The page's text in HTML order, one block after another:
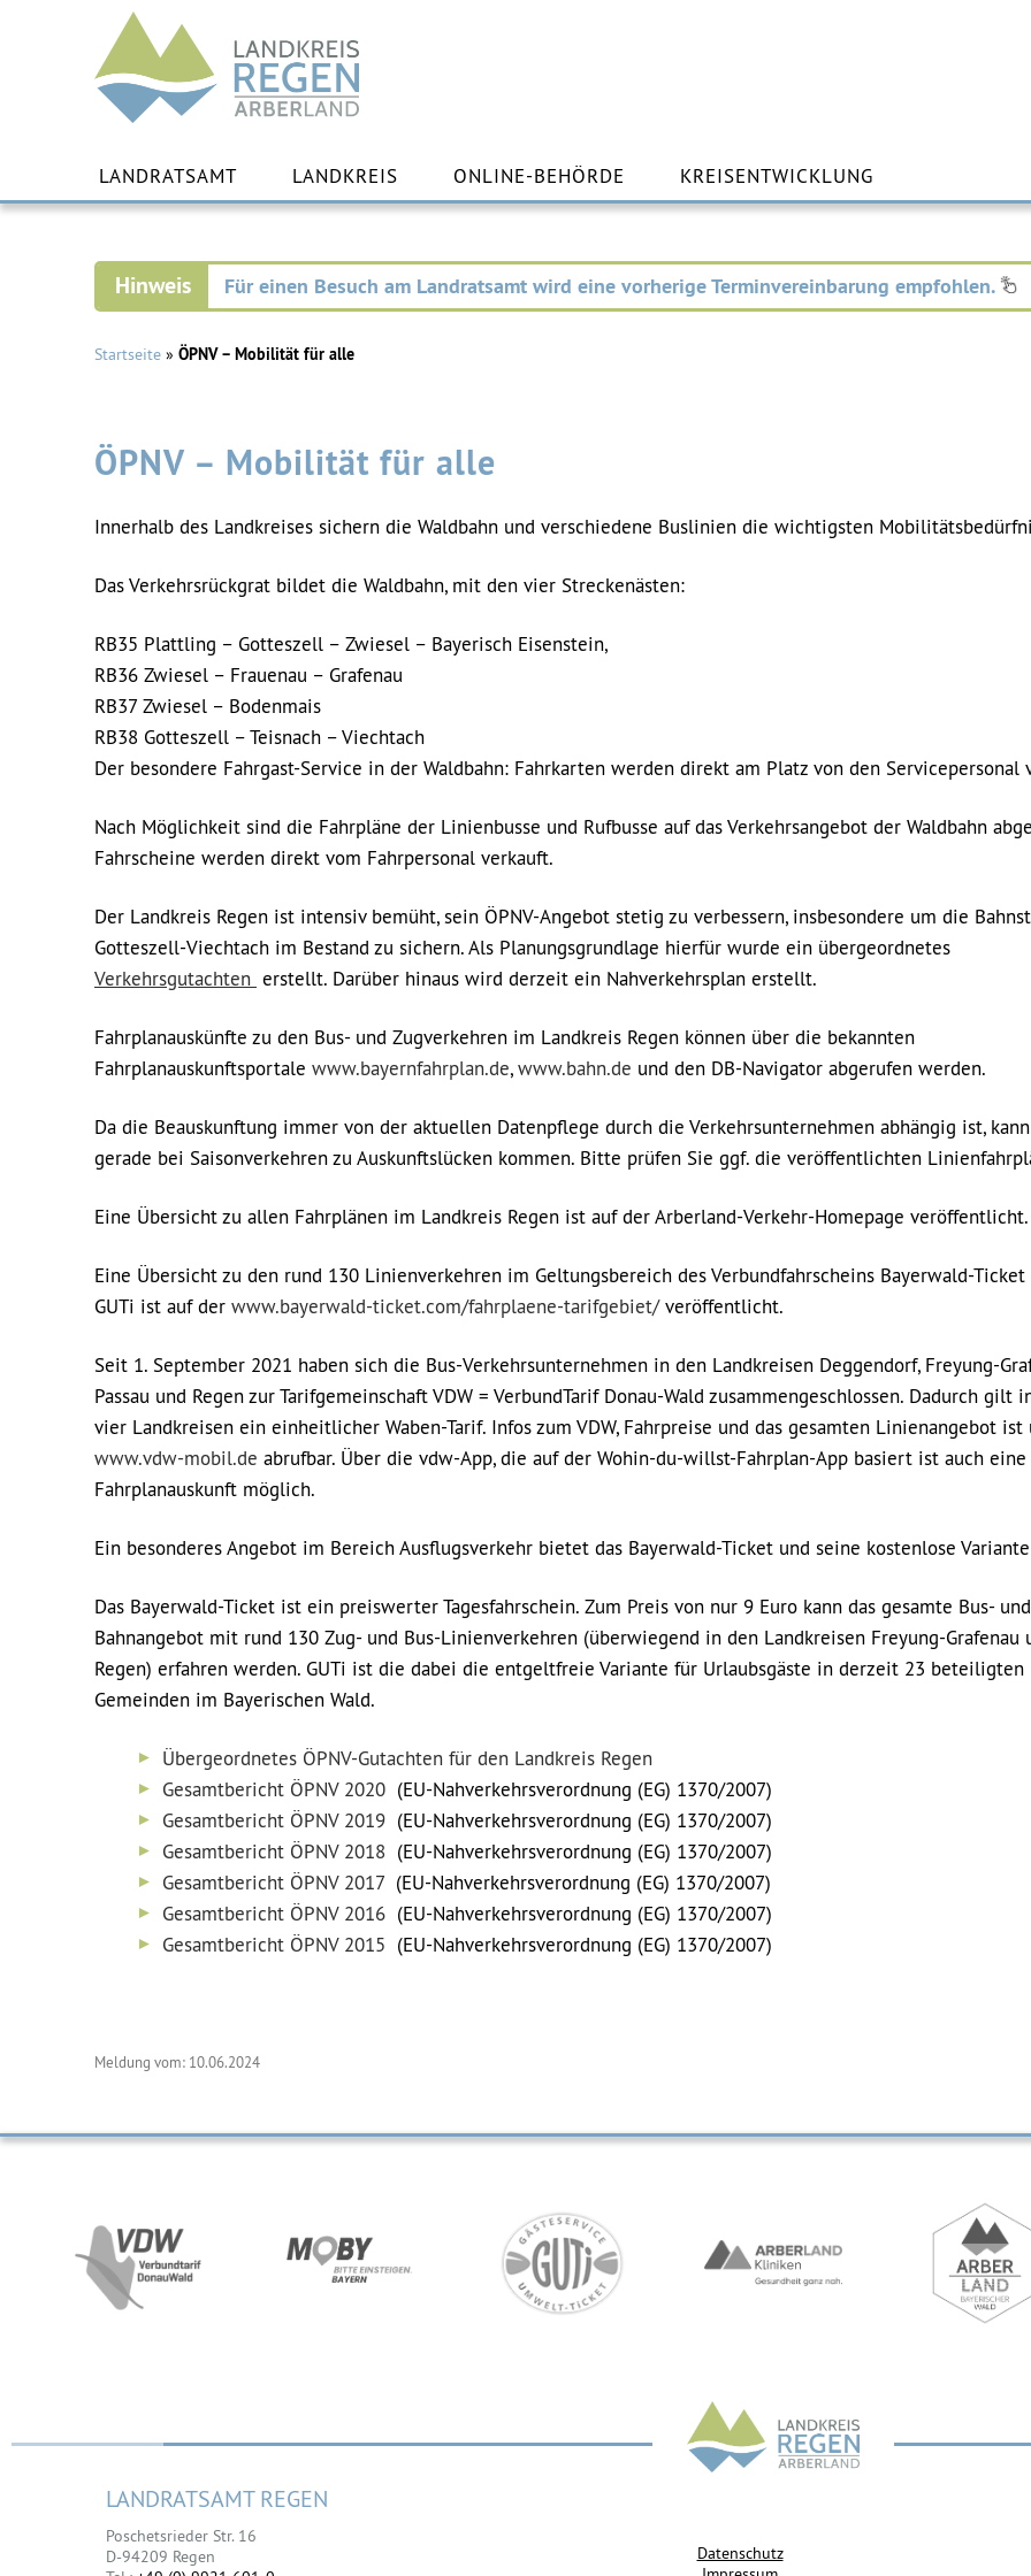
Landkreis
Regen
Inhalt
springen
LANDRATSAMT LANDKREIS ONLINE-BEHÖRDE KREISENTWICKLUNG
Für einen Besuch am Landratsamt wird eine vorherige Terminvereinbarung empfohlen.
Startseite » ÖPNV – Mobilität für alle
ÖPNV – Mobilität für alle
Innerhalb des Landkreises sichern die Waldbahn und verschiedene Buslinien die wichtigsten
Das Verkehrsrückgrat bildet die Waldbahn, mit den vier Streckenästen:
RB35 Plattling – Gotteszell – Zwiesel – Bayerisch Eisenstein,
RB36 Zwiesel – Frauenau – Grafenau
RB37 Zwiesel – Bodenmais
RB38 Gotteszell – Teisnach – Viechtach
Der besondere Fahrgast-Service in der Waldbahn: Fahrkarten werden direkt am Platz von den Servicepersonal
Nach Möglichkeit sind die Fahrpläne der Linienbusse und Rufbusse auf das Verkehrsangebot der Waldbahn
Fahrscheine werden direkt vom Fahrpersonal verkauft.
Der Landkreis Regen ist intensiv bemüht, sein ÖPNV-Angebot stetig zu verbessern, insbesondere um die
Gotteszell-Viechtach im Bestand zu sichern. Als Planungsgrundlage hierfür wurde ein übergeordnetes
Verkehrsgutachten erstellt. Darüber hinaus wird derzeit ein Nahverkehrsplan erstellt.
Fahrplanauskünfte zu den Bus- und Zugverkehren im Landkreis Regen können über die bekannten
Fahrplanauskunftsportale www.bayernfahrplan.de,www.bahn.de und den DB-Navigator abgerufen werden.
Da die Beauskunftung immer von der aktuellen Datenpflege durch die Verkehrsunternehmen abhängig ist,
gerade bei Saisonverkehren zu Auskunftslücken kommen. Bitte prüfen Sie ggf. die veröffentlichten
Eine Übersicht zu allen Fahrplänen im Landkreis Regen ist auf der Arberland-Verkehr-Homepage veröffentlicht.
Eine Übersicht zu den rund 130 Linienverkehren im Geltungsbereich des Verbundfahrscheins Bayerwald-Ticket
GUTi ist auf der www.bayerwald-ticket.com/fahrplaene-tarifgebiet/veröffentlicht.
Seit 1. September 2021 haben sich die Bus-Verkehrsunternehmen in den Landkreisen Deggendorf, Freyung-
Passau und Regen zur Tarifgemeinschaft VDW = VerbundTarif Donau-Wald zusammengeschlossen. Dadurch gilt
vier Landkreisen ein einheitlicher Waben-Tarif. Infos zum VDW, Fahrpreise und das gesamten Linienangebot ist
www.vdw-mobil.de abrufbar. Über die vdw-App, die auf der Wohin-du-willst-Fahrplan-App basiert ist auch eine
Fahrplanauskunft möglich.
Ein besonderes Angebot im Bereich Ausflugsverkehr bietet das Bayerwald-Ticket und seine kostenlose Variante
Das Bayerwald-Ticket ist ein preiswerter Tagesfahrschein. Zum Preis von nur 9 Euro kann das gesamte Bus- und
Bahnangebot mit rund 130 Zug- und Bus-Linienverkehren (überwiegend in den Landkreisen Freyung-Grafenau
Regen) erfahren werden. GUTi ist die dabei die entgeltfreie Variante für Urlaubsgäste in derzeit 23 beteiligten
Gemeinden im Bayerischen Wald.
Übergeordnetes ÖPNV-Gutachten für den Landkreis Regen
Gesamtbericht ÖPNV 2020 (EU-Nahverkehrsverordnung (EG) 1370/2007)
Gesamtbericht ÖPNV 2019 (EU-Nahverkehrsverordnung (EG) 1370/2007)
Gesamtbericht ÖPNV 2018 (EU-Nahverkehrsverordnung (EG) 1370/2007)
Gesamtbericht ÖPNV 2017 (EU-Nahverkehrsverordnung (EG) 1370/2007)
Gesamtbericht ÖPNV 2016 (EU-Nahverkehrsverordnung (EG) 1370/2007)
Gesamtbericht ÖPNV 2015 (EU-Nahverkehrsverordnung (EG) 1370/2007)
Meldung vom: 10.06.2024
LANDRATSAMT REGEN
Poschetsrieder Str. 16
D-94209 Regen
Datenschutz